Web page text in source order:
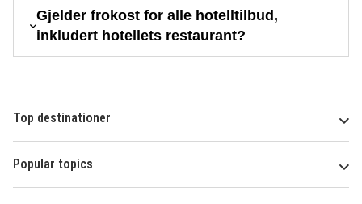
Gjelder frokost for alle hotelltilbud,
inkludert hotellets restaurant?
Top destinationer
Popular topics